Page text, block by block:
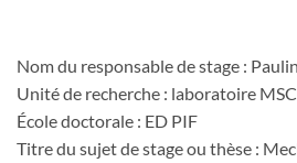
Nom du responsable de stage :
Unité de recherche : laboratoire MSC
École doctorale : ED PIF
Titre du sujet de stage ou thèse :